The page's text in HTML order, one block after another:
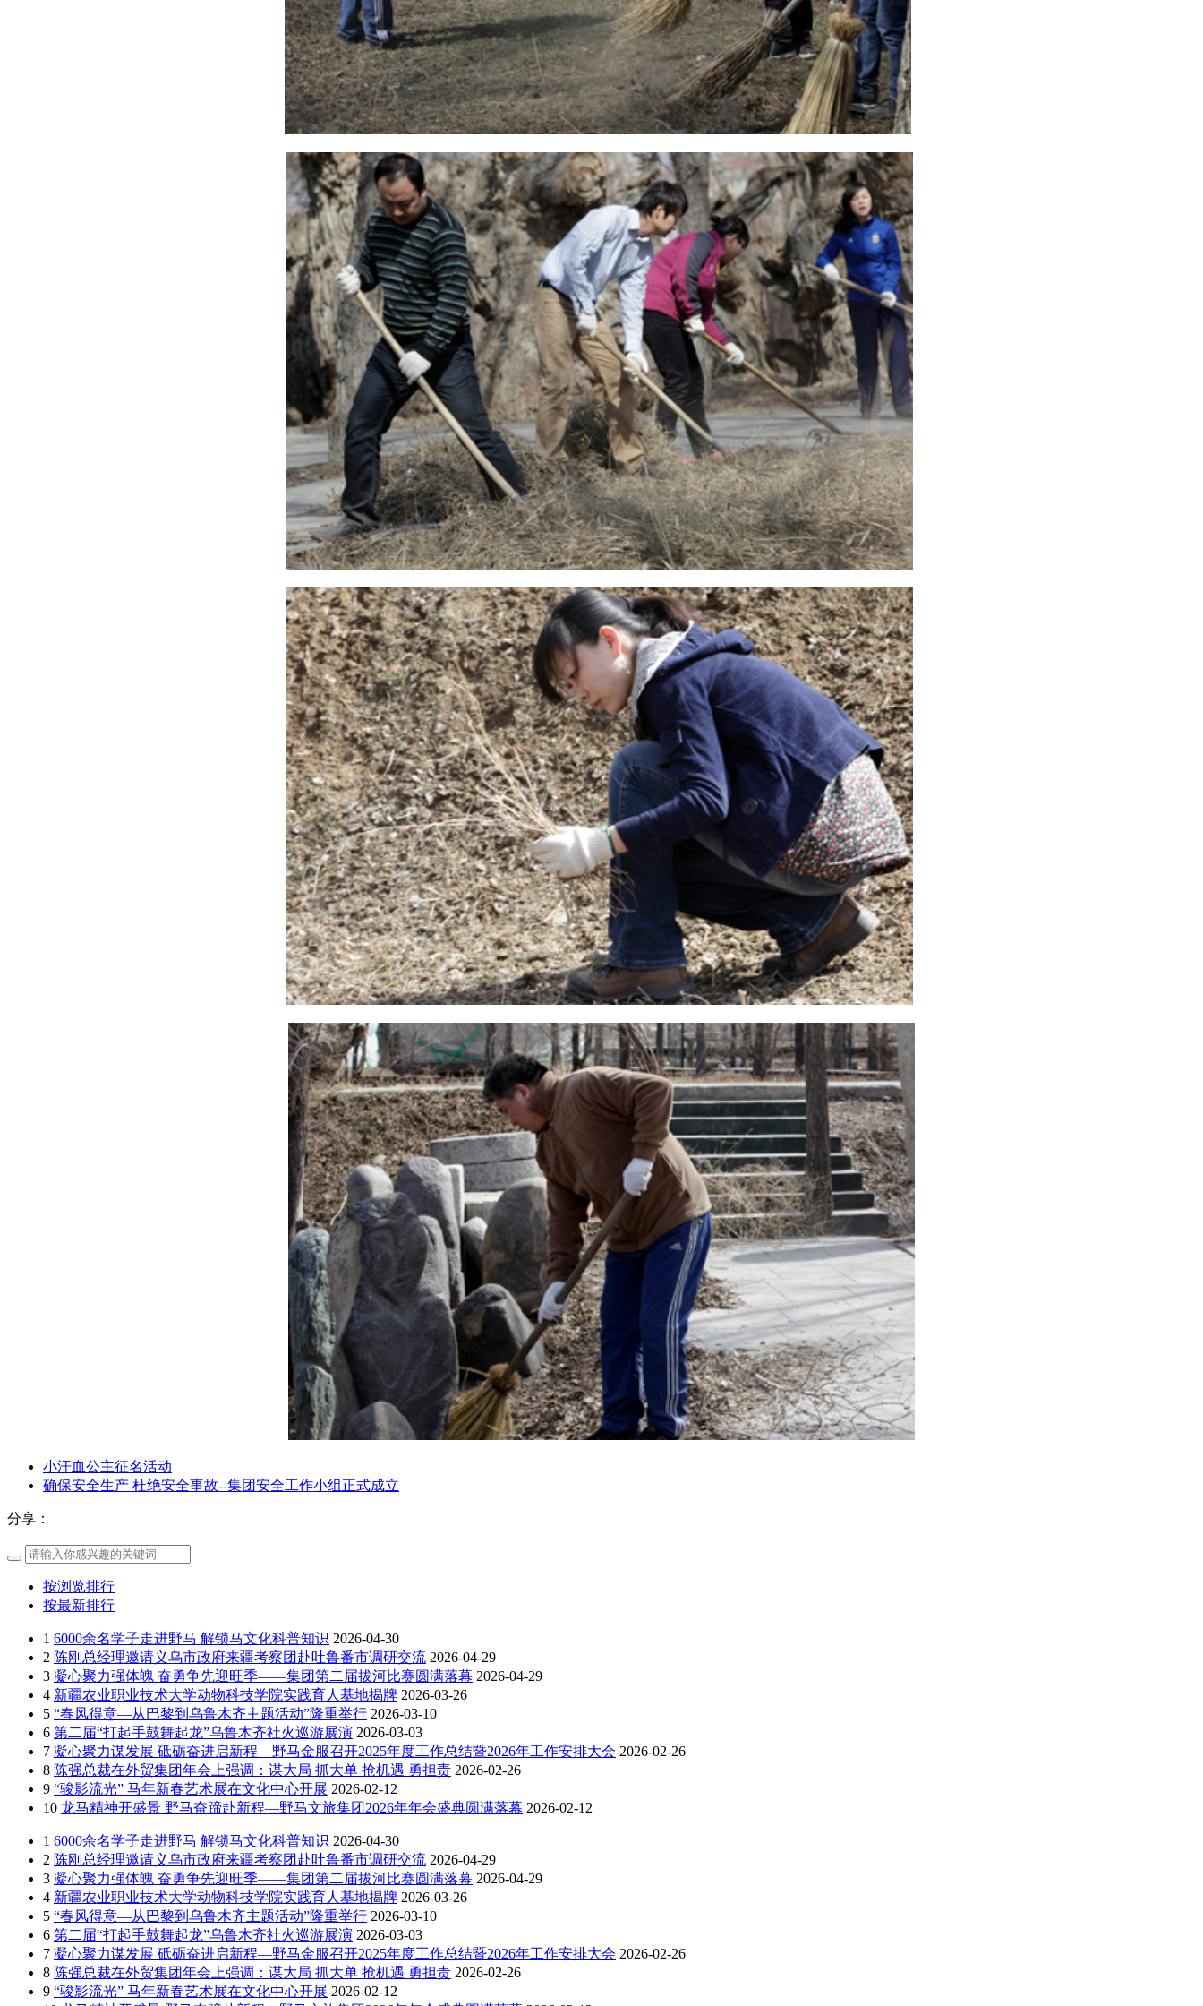
小汗血公主征名活动
确保安全生产 杜绝安全事故--集团安全工作小组正式成立
分享：
按浏览排行
按最新排行
1 6000余名学子走进野马 解锁马文化科普知识 2026-04-30
2 陈刚总经理邀请义乌市政府来疆考察团赴吐鲁番市调研交流 2026-04-29
3 凝心聚力强体魄 奋勇争先迎旺季——集团第二届拔河比赛圆满落幕 2026-04-29
4 新疆农业职业技术大学动物科技学院实践育人基地揭牌 2026-03-26
5 “春风得意—从巴黎到乌鲁木齐主题活动”隆重举行 2026-03-10
6 第二届“打起手鼓舞起龙”乌鲁木齐社火巡游展演 2026-03-03
7 凝心聚力谋发展 砥砺奋进启新程—野马金服召开2025年度工作总结暨2026年工作安排大会 2026-02-26
8 陈强总裁在外贸集团年会上强调：谋大局 抓大单 抢机遇 勇担责 2026-02-26
9 “骏影流光” 马年新春艺术展在文化中心开展 2026-02-12
10 龙马精神开盛景 野马奋蹄赴新程—野马文旅集团2026年年会盛典圆满落幕 2026-02-12
1 6000余名学子走进野马 解锁马文化科普知识 2026-04-30
2 陈刚总经理邀请义乌市政府来疆考察团赴吐鲁番市调研交流 2026-04-29
3 凝心聚力强体魄 奋勇争先迎旺季——集团第二届拔河比赛圆满落幕 2026-04-29
4 新疆农业职业技术大学动物科技学院实践育人基地揭牌 2026-03-26
5 “春风得意—从巴黎到乌鲁木齐主题活动”隆重举行 2026-03-10
6 第二届“打起手鼓舞起龙”乌鲁木齐社火巡游展演 2026-03-03
7 凝心聚力谋发展 砥砺奋进启新程—野马金服召开2025年度工作总结暨2026年工作安排大会 2026-02-26
8 陈强总裁在外贸集团年会上强调：谋大局 抓大单 抢机遇 勇担责 2026-02-26
9 “骏影流光” 马年新春艺术展在文化中心开展 2026-02-12